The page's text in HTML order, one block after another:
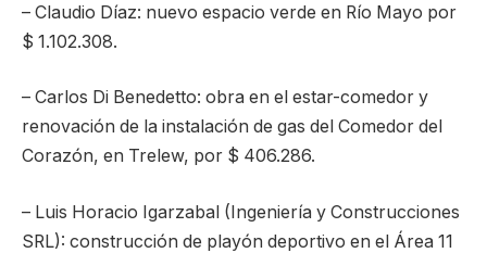
– Claudio Díaz: nuevo espacio verde en Río Mayo por
$ 1.102.308.
– Carlos Di Benedetto: obra en el estar-comedor y
renovación de la instalación de gas del Comedor del
Corazón, en Trelew, por $ 406.286.
– Luis Horacio Igarzabal (Ingeniería y Construcciones
SRL): construcción de playón deportivo en el Área 11